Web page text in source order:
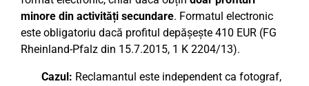
minore din activități secundare. Formatul electronic
este obligatoriu dacă profitul depășește 410 EUR (FG
Rheinland-Pfalz din 15.7.2015, 1 K 2204/13).
Cazul: Reclamantul este independent ca fotograf,